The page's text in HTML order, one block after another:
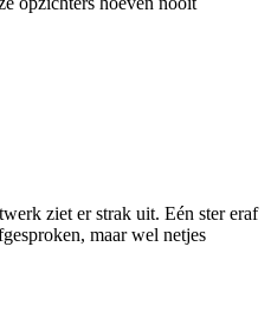
ziet er strak uit. Eén ster eraf
maar wel netjes